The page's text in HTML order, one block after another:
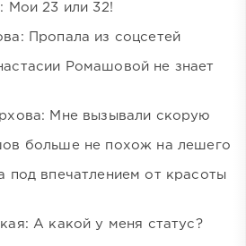
Мои 23 или 32!
Пропала из соцсетей
Ромашовой не знает
Мне вызывали скорую
больше не похож на лешего
под впечатлением от красоты
А какой у меня статус?